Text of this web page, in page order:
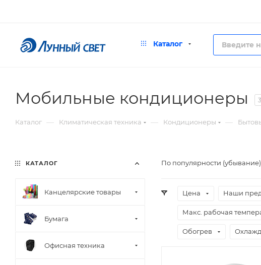
Каталог
Мобильные кондиционеры
Каталог — Климатическая техника — Кондиционеры —
По популярности (убывание)
Цена Наши
Макс. рабочая
Обогрев
КАТАЛОГ
Канцелярские товары
Бумага
Офисная техника